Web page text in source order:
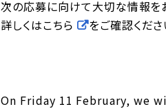
次の応募に向けて大切な情報を
詳しくはこちら をご確認くださ
On Friday 11 February, we